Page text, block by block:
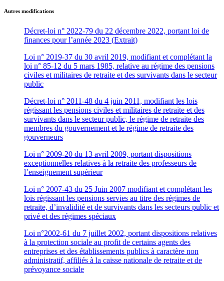
Autres modifications
Décret-loi n° 2022-79 du 22 décembre 2022, portant loi de
finances pour l’année 2023 (Extrait)
Loi n° 2019-37 du 30 avril 2019, modifiant et complétant la
loi n° 85-12 du 5 mars 1985, relative au régime des pensions
civiles et militaires de retraite et des survivants dans le secteur
public
Décret-loi n° 2011-48 du 4 juin 2011, modifiant les lois
régissant les pensions civiles et militaires de retraite et des
survivants dans le secteur public, le régime de retraite des
membres du gouvernement et le régime de retraite des
gouverneurs
Loi n° 2009-20 du 13 avril 2009, portant dispositions
exceptionnelles relatives à la retraite des professeurs de
l’enseignement supérieur
Loi n° 2007-43 du 25 Juin 2007 modifiant et complétant les
lois régissant les pensions servies au titre des régimes de
retraite, d’invalidité et de survivants dans les secteurs public et
privé et des régimes spéciaux
Loi n°2002-61 du 7 juillet 2002, portant dispositions relatives
à la protection sociale au profit de certains agents des
entreprises et des établissements publics à caractère non
administratif, affiliés à la caisse nationale de retraite et de
prévoyance sociale